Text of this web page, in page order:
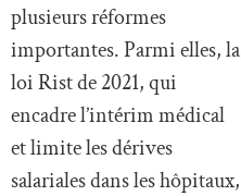
plusieurs réformes
importantes. Parmi elles, la
loi Rist de 2021, qui
encadre l’intérim médical
et limite les dérives
salariales dans les hôpitaux,